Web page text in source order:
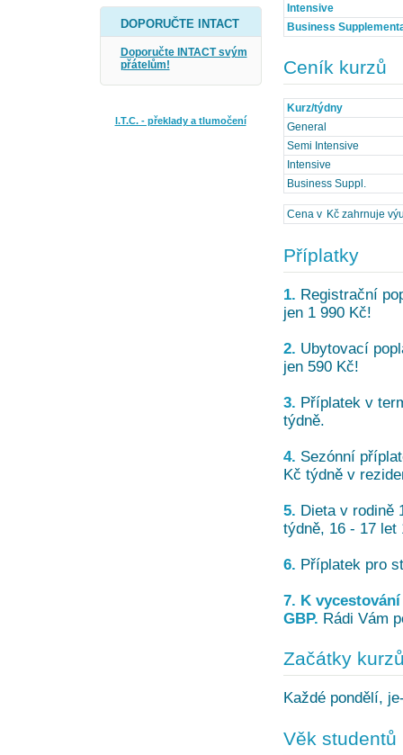
DOPORUČTE INTACT
Doporučte INTACT svým
přátelům!
I.T.C. - překlady a tlumočení
Intensive
Business
Ceník kurzů
Kurz/týdny
General
Semi Intensive
Intensive
Business Suppl.
Cena v Kč zahrnuje
Příplatky
1. Registrační
jen 1 990 Kč!
2. Ubytovací
jen 590 Kč!
3. Příplatek v
týdně.
4. Sezónní
Kč týdně v
5. Dieta v rodině
týdně, 16 - 17 let
6. Příplatek pro
7. K
GBP. Rádi Vám
Začátky
Každé pondělí,
Věk studentů